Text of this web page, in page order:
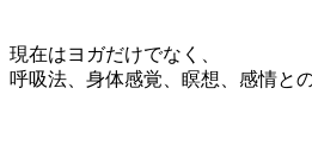
現在はヨガだけでなく、
呼吸法、身体感覚、瞑想、感情と